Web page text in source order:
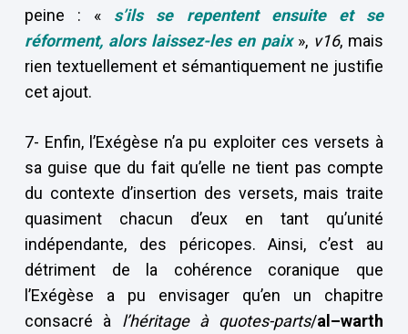
peine : « s’ils se repentent ensuite et se
réforment, alors laissez-les en paix », v16, mais
rien textuellement et sémantiquement ne justifie
cet ajout.
7- Enfin, l’Exégèse n’a pu exploiter ces versets à
sa guise que du fait qu’elle ne tient pas compte
du contexte d’insertion des versets, mais traite
quasiment chacun d’eux en tant qu’unité
indépendante, des péricopes. Ainsi, c’est au
détriment de la cohérence coranique que
l’Exégèse a pu envisager qu’en un chapitre
consacré à l’héritage à quotes-parts/al–warth